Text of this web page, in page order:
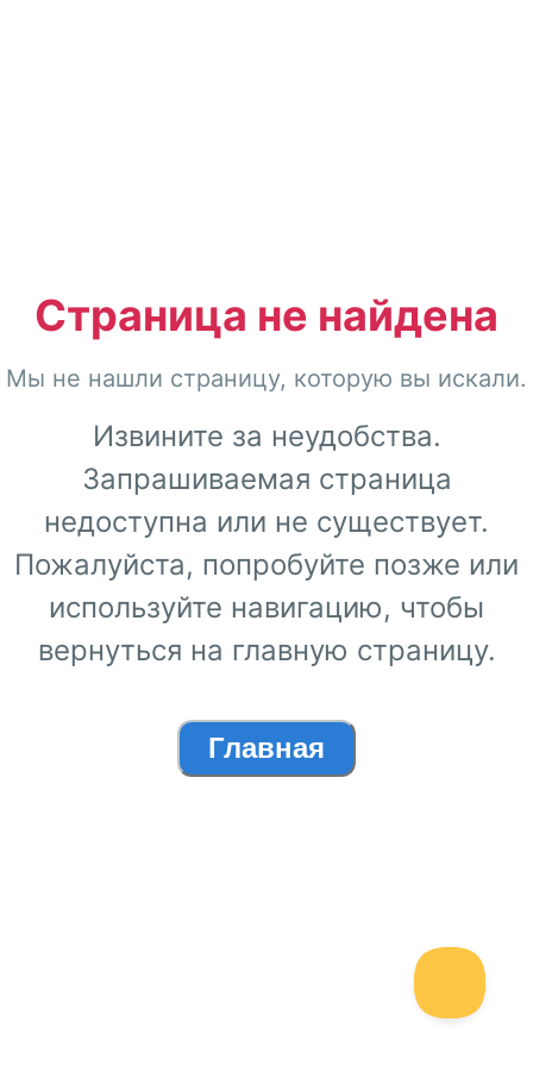
Страница не найдена
Мы не нашли страницу, которую вы искали.
Извините за неудобства.
Запрашиваемая страница
недоступна или не существует.
Пожалуйста, попробуйте позже или
используйте навигацию, чтобы
вернуться на главную страницу.
Главная